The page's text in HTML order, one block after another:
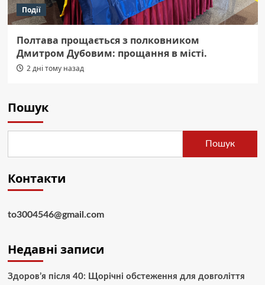
Події
Полтава прощається з полковником
Дмитром Дубовим: прощання в місті.
2 дні тому назад
Пошук
Пошук
Контакти
to3004546@gmail.com
Недавні записи
Здоров’я після 40: Щорічні обстеження для довголіття